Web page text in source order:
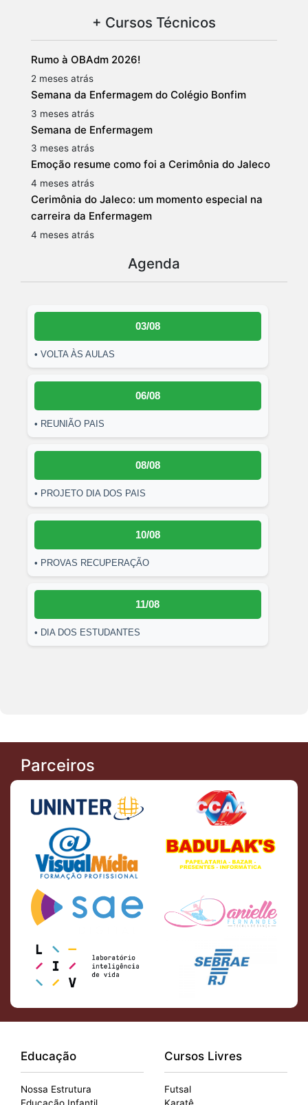
+ Cursos Técnicos
Rumo à OBAdm 2026!
2 meses atrás
Semana da Enfermagem do Colégio Bonfim
3 meses atrás
Semana de Enfermagem
3 meses atrás
Emoção resume como foi a Cerimônia do Jaleco
4 meses atrás
Cerimônia do Jaleco: um momento especial na
carreira da Enfermagem
4 meses atrás
Agenda
03/08
• VOLTA ÀS AULAS
06/08
• REUNIÃO PAIS
08/08
• PROJETO DIA DOS PAIS
10/08
• PROVAS RECUPERAÇÃO
11/08
• DIA DOS ESTUDANTES
Parceiros
Educação
Nossa Estrutura
Cursos Livres
Futsal